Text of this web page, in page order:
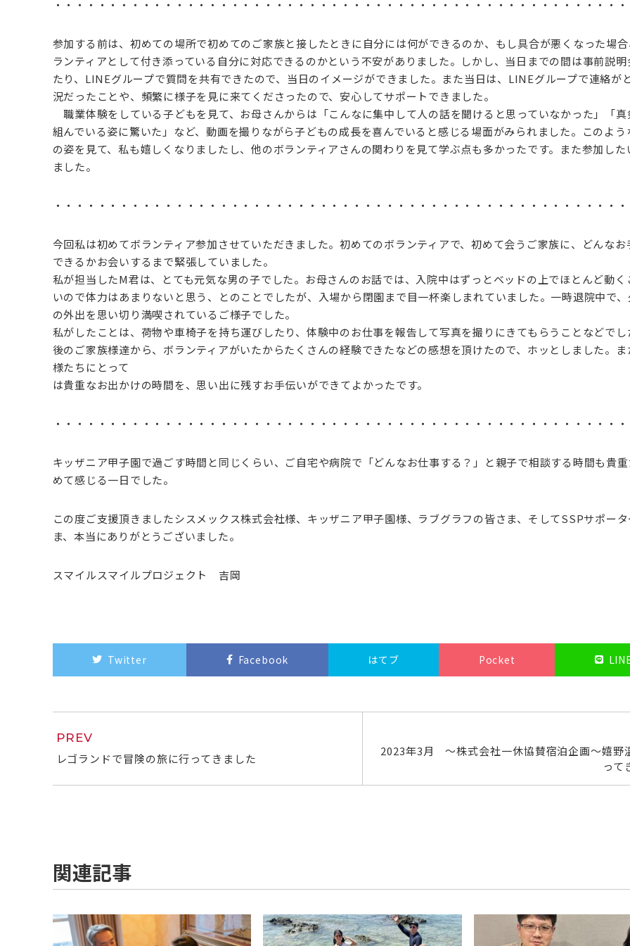
・・・・・・・・・・・・・・・・・・・・・・・・・・・・・・・・・・・・・・・・・・・・・・・・・・・
参加する前は、初めての場所で初めてのご家族と接したときに自分には何ができるのか、もし具合が悪くなった場
ランティアとして付き添っている自分に対応できるのかという不安がありました。しかし、当日までの間は事前説
たり、LINEグループで質問を共有できたので、当日のイメージができました。また当日は、LINEグループで連絡が
況だったことや、頻繁に様子を見に来てくださったので、安心してサポートできました。
職業体験をしている子どもを見て、お母さんからは「こんなに集中して人の話を聞けると思っていなかった」「
組んでいる姿に驚いた」など、動画を撮りながら子どもの成長を喜んでいると感じる場面がみられました。このよう
の姿を見て、私も嬉しくなりましたし、他のボランティアさんの関わりを見て学ぶ点も多かったです。また参加した
ました。
・・・・・・・・・・・・・・・・・・・・・・・・・・・・・・・・・・・・・・・・・・・・・・・・・・・
今回私は初めてボランティア参加させていただきました。初めてのボランティアで、初めて会うご家族に、どんなお
できるかお会いするまで緊張していました。
私が担当したM君は、とても元気な男の子でした。お母さんのお話では、入院中はずっとベッドの上でほとんど動く
いので体力はあまりないと思う、とのことでしたが、入場から閉園まで目一杯楽しまれていました。一時退院中で
の外出を思い切り満喫されているご様子でした。
私がしたことは、荷物や車椅子を持ち運びしたり、体験中のお仕事を報告して写真を撮りにきてもらうことなどで
後のご家族様達から、ボランティアがいたからたくさんの経験できたなどの感想を頂けたので、ホッとしました。
様たちにとって
は貴重なお出かけの時間を、思い出に残すお手伝いができてよかったです。
・・・・・・・・・・・・・・・・・・・・・・・・・・・・・・・・・・・・・・・・・・・・・・・・・・・
キッザニア甲子園で過ごす時間と同じくらい、ご自宅や病院で「どんなお仕事する？」と親子で相談する時間も貴
めて感じる一日でした。
この度ご支援頂きましたシスメックス株式会社様、キッザニア甲子園様、ラブグラフの皆さま、そしてSSPサポー
ま、本当にありがとうございました。
スマイルスマイルプロジェクト 吉岡
Twitter Facebook はてブ Pocket
PREV
レゴランドで冒険の旅に行ってきました
2023年3月 ～株式会社一休協賛宿泊企画～嬉野
って
関連記事